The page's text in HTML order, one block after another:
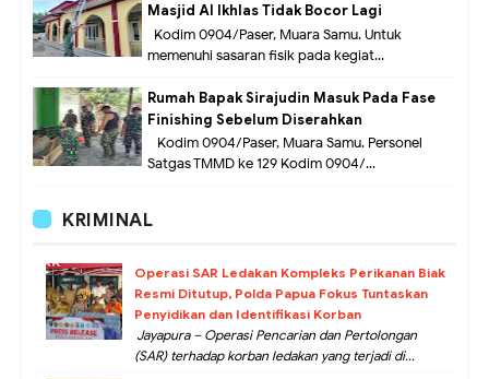
Masjid Al Ikhlas Tidak Bocor Lagi
Kodim 0904/Paser, Muara Samu. Untuk
memenuhi sasaran fisik pada kegiat...
Rumah Bapak Sirajudin Masuk Pada Fase
Finishing Sebelum Diserahkan
Kodim 0904/Paser, Muara Samu. Personel
Satgas TMMD ke 129 Kodim 0904/...
KRIMINAL
Operasi SAR Ledakan Kompleks Perikanan Biak
Resmi Ditutup, Polda Papua Fokus Tuntaskan
Penyidikan dan Identifikasi Korban
Jayapura – Operasi Pencarian dan Pertolongan
(SAR) terhadap korban ledakan yang terjadi di...